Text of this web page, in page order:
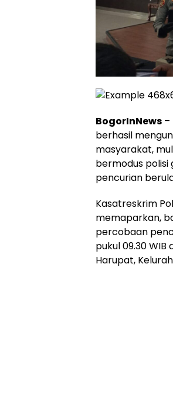
BogorInNews –
berhasil
masyarakat,
bermodus polisi
pencurian
Kasatreskrim
memaparkan,
percobaan
pukul 09.30
Harupat,